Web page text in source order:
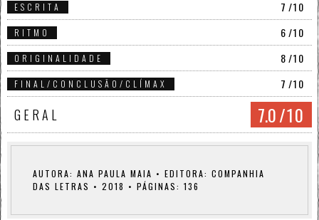
ESCRITA 7 /10
RITMO 6/10
ORIGINALIDADE 8/10
FINAL/CONCLUSÃO/CLÍMAX 7 /10
GERAL 7.0/10
AUTORA: ANA PAULA MAIA • EDITORA: COMPANHIA
DAS LETRAS • 2018 • PÁGINAS: 136